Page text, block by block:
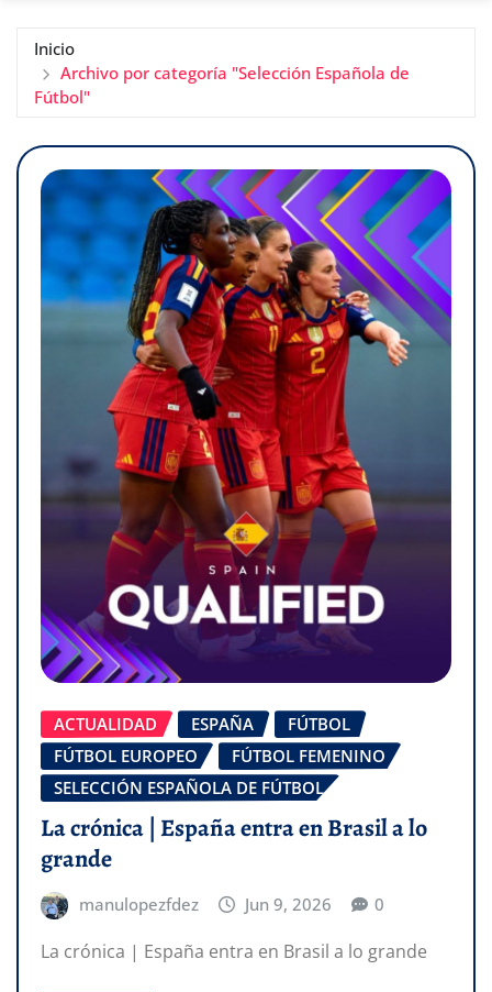
Inicio
Archivo por categoría "Selección Española de
Fútbol"
ACTUALIDAD ESPAÑA
FÚTBOL
FÚTBOL EUROPEO
FÚTBOL FEMENINO
SELECCIÓN ESPAÑOLA DE FÚTBOL
La crónica | España entra en Brasil a lo
grande
manulopezfdez Jun 9, 2026 0
La crónica | España entra en Brasil a lo grande